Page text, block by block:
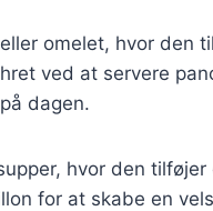
omelet, hvor den
ved at servere
dagen.
hvor den
for at skabe en